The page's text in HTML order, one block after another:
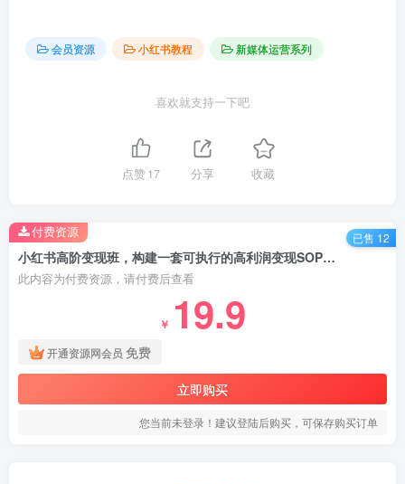
会员资源 小红书教程 新媒体运营系列
喜欢就支持一下吧
点赞17 分享 收藏
小红书高阶变现班，构建一套可执行的高利润变现SOP体系，实现账号价值的最大化跃迁
此内容为付费资源，请付费后查看
￥ 19.9
开通资源网会员 免费
立即购买
您当前未登录！建议登陆后购买，可保存购买订单
付费资源 已售 12